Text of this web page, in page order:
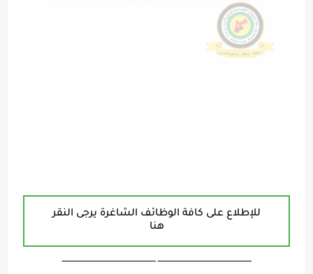
للإطلاع على كافة الوظائف الشاغرة يرجى النقر
هنا
ـــــــــــــــــــــــــــــــــــــــــــــــــــــــــــــــــــ ـــــــــــــــــــــــــــــــــــــــــــــــــــــــــــــــــــ